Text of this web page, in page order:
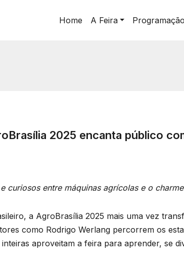
Home A Feira Programação
2025 encanta público
curiosos entre máquinas agrícolas e o
a AgroBrasília 2025 mais uma vez
como Rodrigo Werlang percorrem os
aproveitam a feira para aprender, se